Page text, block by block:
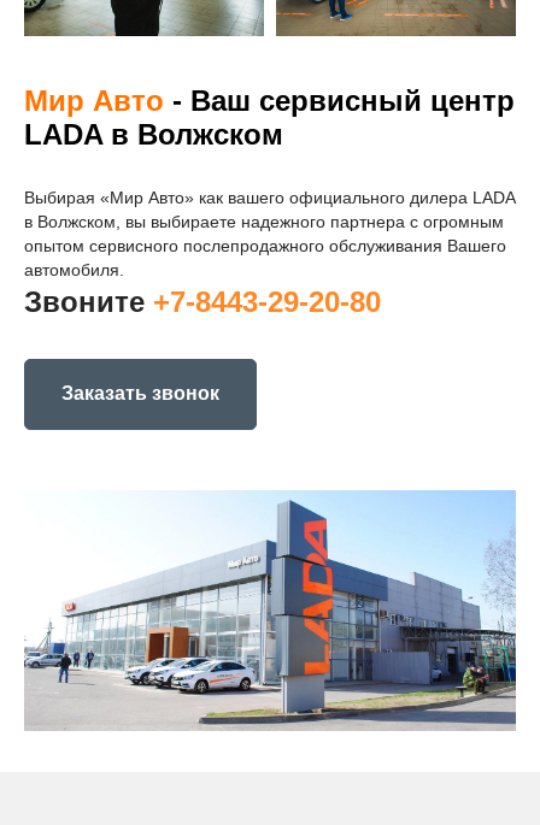
Мир Авто - Ваш сервисный центр
LADA в Волжском
Выбирая «Мир Авто» как вашего официального дилера LADA
в Волжском, вы выбираете надежного партнера с огромным
опытом сервисного послепродажного обслуживания Вашего
автомобиля.
Звоните +7-8443-29-20-80
Заказать звонок